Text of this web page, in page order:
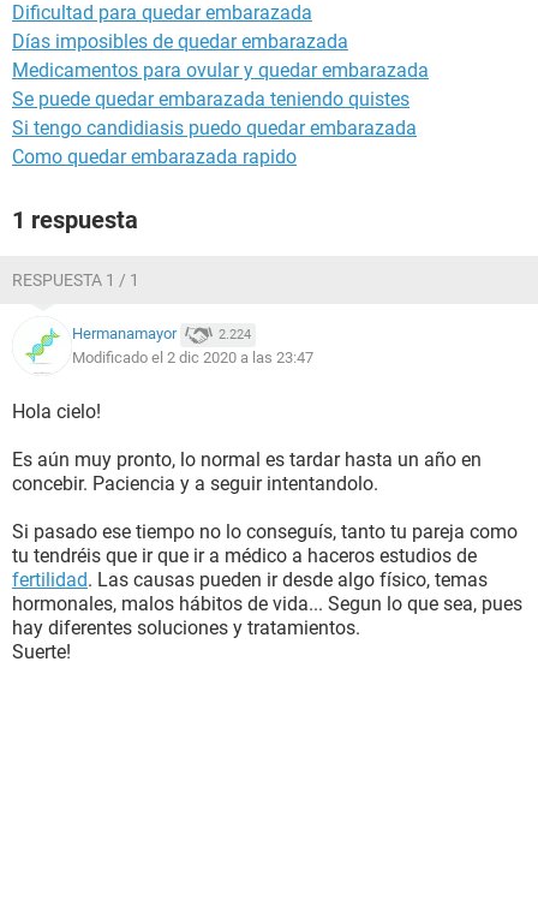
Dificultad para quedar embarazada
Días imposibles de quedar embarazada
Medicamentos para ovular y quedar embarazada
Se puede quedar embarazada teniendo quistes
Si tengo candidiasis puedo quedar embarazada
Como quedar embarazada rapido
1 respuesta
RESPUESTA 1 / 1
Hermanamayor 2.224
Modificado el 2 dic 2020 a las 23:47
Hola cielo!
Es aún muy pronto, lo normal es tardar hasta un año en
concebir. Paciencia y a seguir intentandolo.
Si pasado ese tiempo no lo conseguís, tanto tu pareja como
tu tendréis que ir que ir a médico a haceros estudios de
fertilidad. Las causas pueden ir desde algo físico, temas
hormonales, malos hábitos de vida... Segun lo que sea, pues
hay diferentes soluciones y tratamientos.
Suerte!